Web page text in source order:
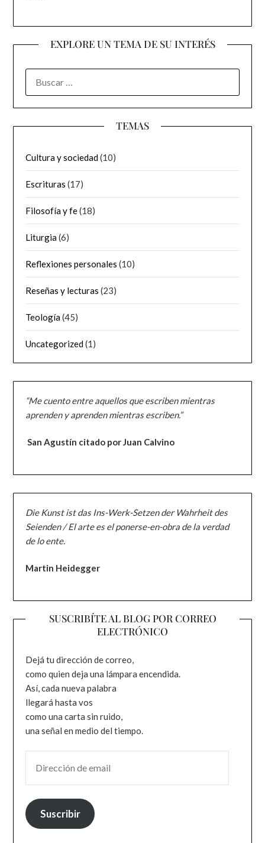
EXPLORE UN TEMA DE SU INTERÉS
TEMAS
Cultura y sociedad(10)
Escrituras (17)
Filosofía y fe(18)
Liturgia(6)
Reflexiones personales (10)
Reseñas y lecturas (23)
Teología(45)
Uncategorized(1)
“Me cuento entre aquellos que escriben mientras
aprenden y aprenden mientras escriben.”
San Agustín citado por Juan Calvino
Die Kunst ist das Ins-Werk-Setzen der Wahrheit des
Seienden / El arte es el ponerse-en-obra de la verdad
de lo ente.
Martin Heidegger
SUSCRIBÍTE AL BLOG POR CORREO
ELECTRÓNICO
Dejá tu dirección de correo,
como quien deja una lámpara encendida.
Así, cada nueva palabra
llegará hasta vos
como una carta sin ruido,
una señal en medio del tiempo.
Suscribir